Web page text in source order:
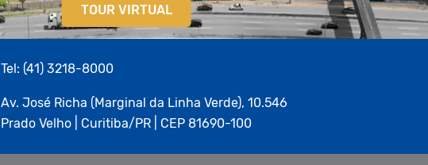
TOUR VIRTUAL
Tel: (41) 3218-8000
Av. José Richa (Marginal da Linha Verde), 10.546
Prado Velho | Curitiba/PR | CEP 81690-100